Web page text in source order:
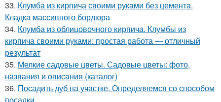
33. Клумба из кирпича своими руками без цемента.
Кладка массивного бордюра
34. Клумба из облицовочного кирпича. Клумбы из
кирпича своими руками: простая работа — отличный
результат
35. Мелкие садовые цветы. Садовые цветы: фото,
названия и описания (каталог)
36. Посадить дуб на участке. Определяемся со способом